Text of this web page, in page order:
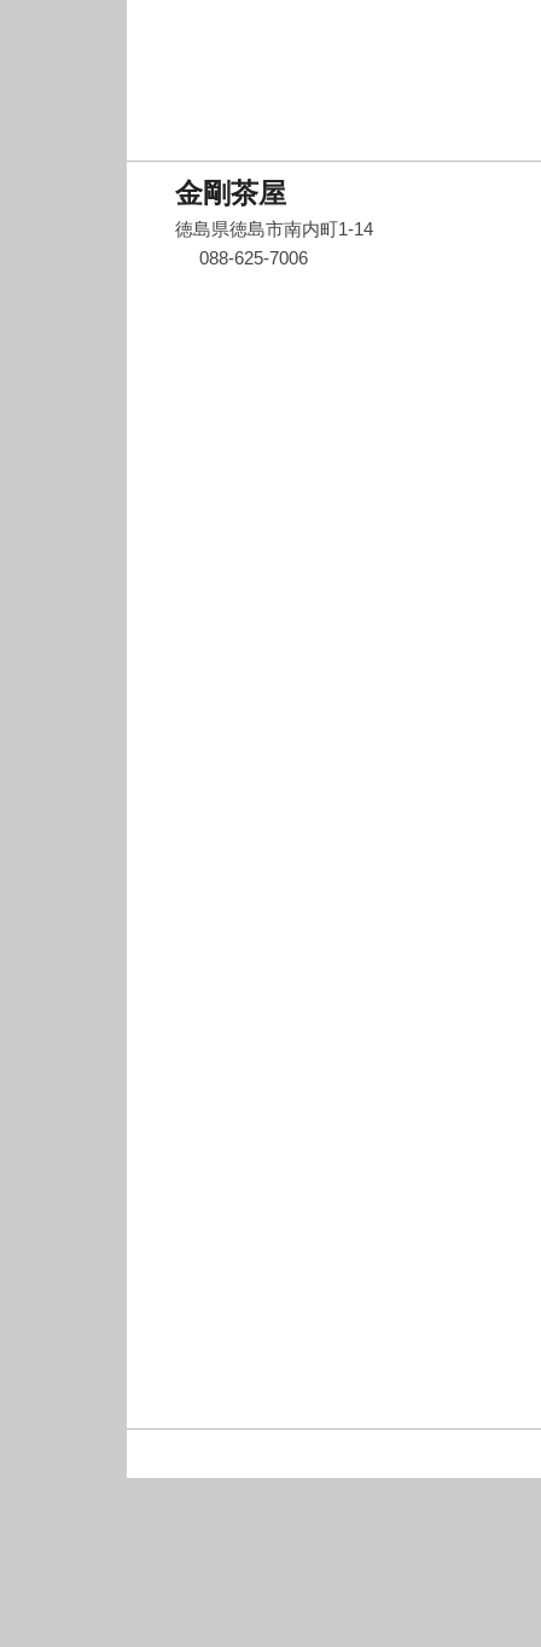
金剛茶屋
徳島県徳島市南内町1-14
088-625-7006